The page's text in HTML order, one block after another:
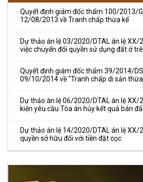
Quyết định giám đốc thẩm 100/2013/
12/08/2013 về Tranh chấp thừa kế
Dự thảo án lệ 03/2020/DTAL án lệ XX/
việc chuyển đổi quyền sử dụng đất ở
Quyết định giám đốc thẩm 39/2014/
09/10/2014 về “Tranh chấp di sản thừa
Dự thảo án lệ 06/2020/DTAL án lệ XX/
kiện yêu cầu Tòa án hủy kết quả bán
Dự thảo án lệ 14/2020/DTAL án lệ XX/
quyền sở hữu đối với tiền đặt cọc